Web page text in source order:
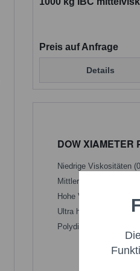
Preis auf Anfrage
Details
DOW
Niedrige Viskositäten
Mittlere Viskositäten
Hohe Viskositäten
Ultra hohe
Polydimethylsiloxan-